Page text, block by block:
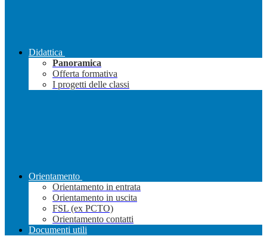
Didattica
Panoramica
Offerta formativa
I progetti delle classi
Orientamento
Orientamento in entrata
Orientamento in uscita
FSL (ex PCTO)
Orientamento contatti
Documenti utili